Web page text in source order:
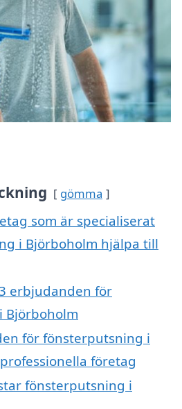
gömma
som är specialiserat
i Björboholm hjälpa till
erbjudanden för
Björboholm
för fönsterputsning i
företag
fönsterputsning i